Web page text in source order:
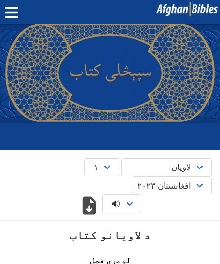
صفحه اصلی
کتاب مقدس دری کتاب مقدس پشتو
بیشتر: بلوچی · هزارگی · ترکمنی
اپلیکیشن‌های موبایل
د لاویانو کتاب
لومړی فصل